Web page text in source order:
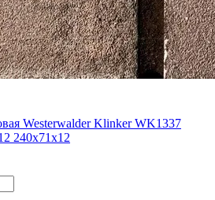
Westerwalder Klinker WK1337
240x71x12